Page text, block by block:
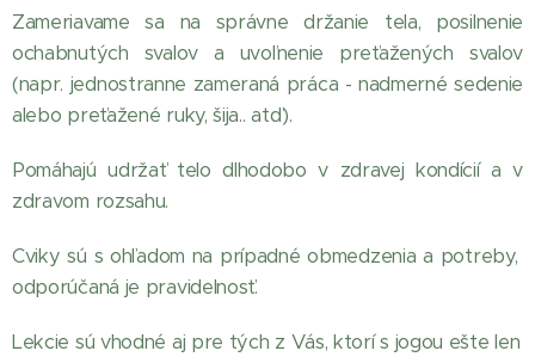
Zameriavame sa na správne držanie tela, posilnenie
ochabnutých svalov a uvoľnenie preťažených svalov
(napr. jednostranne zameraná práca - nadmerné sedenie
alebo preťažené ruky, šija.. atď).
Pomáhajú udržať telo dlhodobo v zdravej kondícií a v
zdravom rozsahu.
Cviky sú s ohľadom na prípadné obmedzenia a potreby,
odporúčaná je pravidelnosť.
Lekcie sú vhodné aj pre tých z Vás, ktorí s jogou ešte len